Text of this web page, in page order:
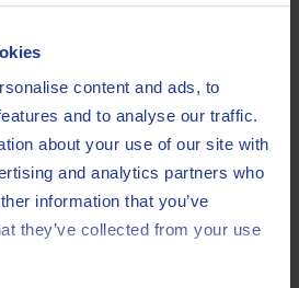
content and ads, to
and to analyse our traffic.
about your use of our site with
and analytics partners who
information that you’ve
they’ve collected from your use
cambi d’olio
componenti
del motore
puliti, il
era nettamente inferiore alle